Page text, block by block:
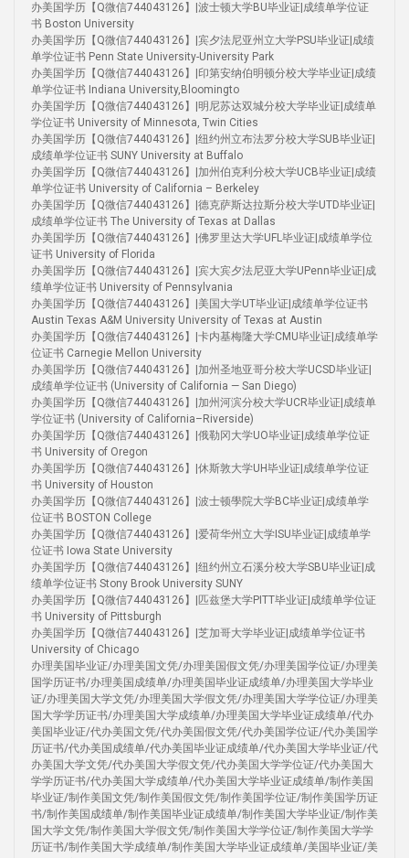
办美国学历【Q微信744043126】|波士顿大学BU毕业证|成绩单学位证
书 Boston University
办美国学历【Q微信744043126】|宾夕法尼亚州立大学PSU毕业证|成绩
单学位证书 Penn State University-University Park
办美国学历【Q微信744043126】|印第安纳伯明顿分校大学毕业证|成绩
单学位证书 Indiana University,Bloomingto
办美国学历【Q微信744043126】|明尼苏达双城分校大学毕业证|成绩单
学位证书 University of Minnesota, Twin Cities
办美国学历【Q微信744043126】|纽约州立布法罗分校大学SUB毕业证|
成绩单学位证书 SUNY University at Buffalo
办美国学历【Q微信744043126】|加州伯克利分校大学UCB毕业证|成绩
单学位证书 University of California – Berkeley
办美国学历【Q微信744043126】|德克萨斯达拉斯分校大学UTD毕业证|
成绩单学位证书 The University of Texas at Dallas
办美国学历【Q微信744043126】|佛罗里达大学UFL毕业证|成绩单学位
证书 University of Florida
办美国学历【Q微信744043126】|宾大宾夕法尼亚大学UPenn毕业证|成
绩单学位证书 University of Pennsylvania
办美国学历【Q微信744043126】|美国大学UT毕业证|成绩单学位证书
Austin Texas A&M University University of Texas at Austin
办美国学历【Q微信744043126】|卡内基梅隆大学CMU毕业证|成绩单学
位证书 Carnegie Mellon University
办美国学历【Q微信744043126】|加州圣地亚哥分校大学UCSD毕业证|
成绩单学位证书 (University of California — San Diego)
办美国学历【Q微信744043126】|加州河滨分校大学UCR毕业证|成绩单
学位证书 (University of California–Riverside)
办美国学历【Q微信744043126】|俄勒冈大学UO毕业证|成绩单学位证
书 University of Oregon
办美国学历【Q微信744043126】|休斯敦大学UH毕业证|成绩单学位证
书 University of Houston
办美国学历【Q微信744043126】|波士顿學院大学BC毕业证|成绩单学
位证书 BOSTON College
办美国学历【Q微信744043126】|爱荷华州立大学ISU毕业证|成绩单学
位证书 Iowa State University
办美国学历【Q微信744043126】|纽约州立石溪分校大学SBU毕业证|成
绩单学位证书 Stony Brook University SUNY
办美国学历【Q微信744043126】|匹兹堡大学PITT毕业证|成绩单学位证
书 University of Pittsburgh
办美国学历【Q微信744043126】|芝加哥大学毕业证|成绩单学位证书
University of Chicago
办理美国毕业证/办理美国文凭/办理美国假文凭/办理美国学位证/办理美
国学历证书/办理美国成绩单/办理美国毕业证成绩单/办理美国大学毕业
证/办理美国大学文凭/办理美国大学假文凭/办理美国大学学位证/办理美
国大学学历证书/办理美国大学成绩单/办理美国大学毕业证成绩单/代办
美国毕业证/代办美国文凭/代办美国假文凭/代办美国学位证/代办美国学
历证书/代办美国成绩单/代办美国毕业证成绩单/代办美国大学毕业证/代
办美国大学文凭/代办美国大学假文凭/代办美国大学学位证/代办美国大
学学历证书/代办美国大学成绩单/代办美国大学毕业证成绩单/制作美国
毕业证/制作美国文凭/制作美国假文凭/制作美国学位证/制作美国学历证
书/制作美国成绩单/制作美国毕业证成绩单/制作美国大学毕业证/制作美
国大学文凭/制作美国大学假文凭/制作美国大学学位证/制作美国大学学
历证书/制作美国大学成绩单/制作美国大学毕业证成绩单/美国毕业证/美